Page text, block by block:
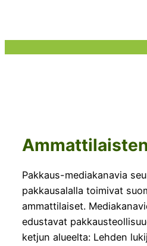
Pakkaus-mediakanavia
pakkausalalla toimivat
ammattilaiset.
edustavat
ketjun alueelta: Lehden